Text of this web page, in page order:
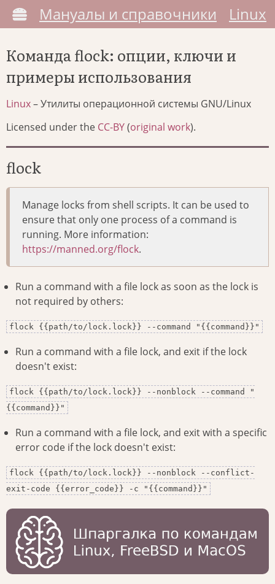
Мануалы и справочники Linux
Команда flock: опции, ключи и
примеры использования
Linux– Утилиты операционной системы GNU/Linux
Licensed under the CC-BY(original work).
flock
Manage locks from shell scripts. It can be used to
ensure that only one process of a command is
running. More information:
https://manned.org/flock.
Run a command with a file lock as soon as the lock is
not required by others:
flock {{path/to/lock.lock}} --command "{{command}}"
Run a command with a file lock, and exit if the lock
doesn't exist:
flock {{path/to/lock.lock}} --nonblock --command "
{{command}}"
Run a command with a file lock, and exit with a specific
error code if the lock doesn't exist:
flock {{path/to/lock.lock}} --nonblock --conflict-
exit-code {{error_code}} -c "{{command}}"